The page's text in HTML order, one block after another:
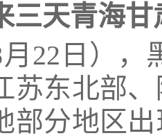
三天青海
22日）
苏东北部
部分地区